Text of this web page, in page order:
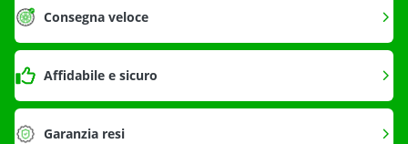
Consegna veloce
Affidabile e sicuro
Garanzia resi